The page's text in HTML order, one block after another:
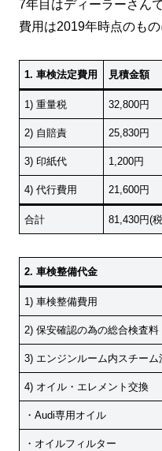
7年目はディーラーさん
費用は2019年時点のも
1. 車検法定費用 見積金額
1) 重量税 32,800円
2) 自賠責 25,830円
3) 印紙代 1,200円
4) 代行費用 21,600円
合計 81,430円(
2. 車検整備代金
1) 車検整備費用
2) 保安確認の為の総合検査料
3) エンジンルーム内スチーム
4) オイル・エレメント交換
・Audi専用オイル
・オイルフィルター